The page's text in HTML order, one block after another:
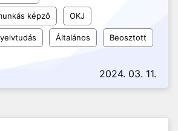
képző OKJ
Általános Beosztott
2024. 03. 11.